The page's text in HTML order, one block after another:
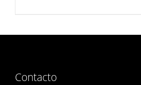
Contacto